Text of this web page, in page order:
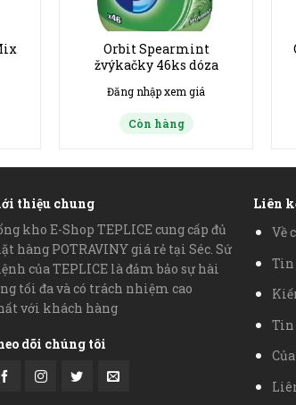
Orbit Spearmint
žvýkačky 46ks dóza
Đăng nhập xem giá
Còn hàng
thiệu chung
kho E-Shop TEPLICE cung cấp đủ
hàng POTRAVINY giá rẻ tại Séc. Sứ
của TEPLICE là đảm bảo sự hài
tối đa và có trách nhiệm cao
với khách hàng
dõi chúng tôi
Liên
Về
Tin
Tin